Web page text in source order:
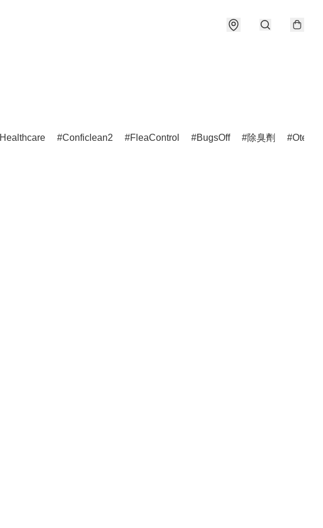
Healthcare Conficlean2 FleaControl BugsOff 除臭劑 Otedex